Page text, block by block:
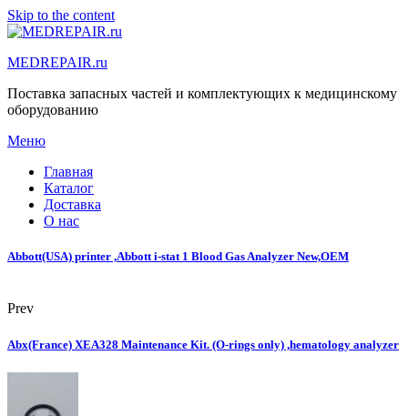
Skip to the content
MEDREPAIR.ru
Поставка запасных частей и комплектующих к медицинскому
оборудованию
Меню
Главная
Каталог
Доставка
О нас
Abbott(USA) printer ,Abbott i-stat 1 Blood Gas Analyzer New,OEM
Prev
Abx(France) XEA328 Maintenance Kit. (O-rings only) ,hematology analyzer